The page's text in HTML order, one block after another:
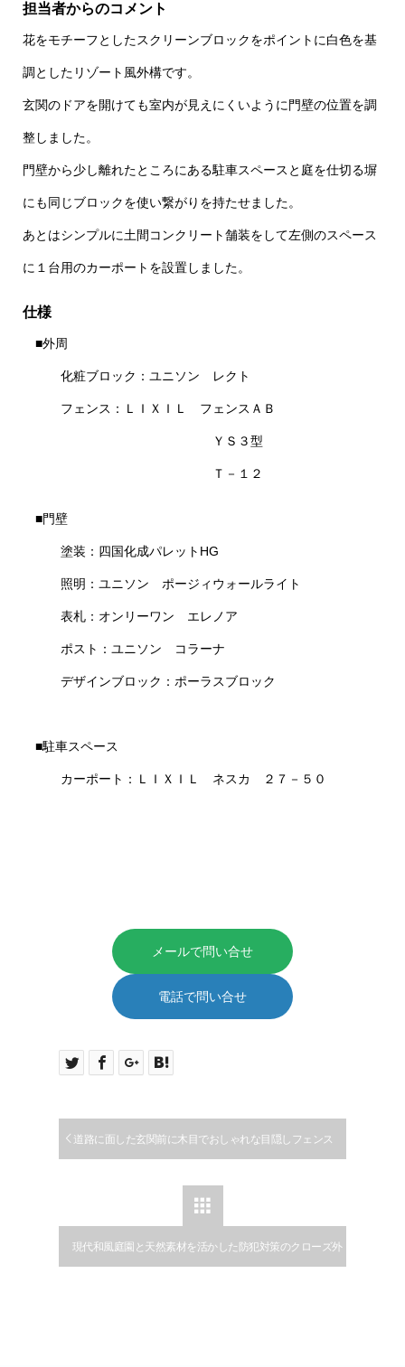
担当者からのコメント
花をモチーフとしたスクリーンブロックをポイントに白色を基
調としたリゾート風外構です。
玄関のドアを開けても室内が見えにくいように門壁の位置を調
整しました。
門壁から少し離れたところにある駐車スペースと庭を仕切る塀
にも同じブロックを使い繋がりを持たせました。
あとはシンプルに土間コンクリート舗装をして左側のスペース
に１台用のカーポートを設置しました。
仕様
■外周
化粧ブロック：ユニソン レクト
フェンス：ＬＩＸＩＬ フェンスＡＢ
ＹＳ３型
Ｔ－１２
■門壁
塗装：四国化成パレットHG
照明：ユニソン ポージィウォールライト
表札：オンリーワン エレノア
ポスト：ユニソン コラーナ
デザインブロック：ポーラスブロック
■駐車スペース
カーポート：ＬＩＸＩＬ ネスカ ２７－５０
メールで問い合せ
電話で問い合せ
道路に面した玄関前に木目でおしゃれな目隠しフェンス

現代和風庭園と天然素材を活かした防犯対策のクローズ外